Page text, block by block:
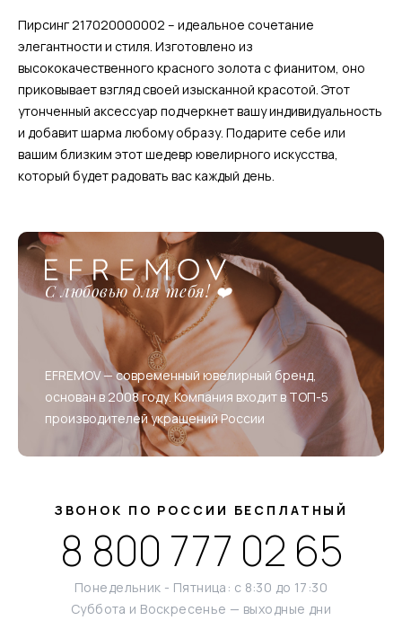
Пирсинг 217020000002 – идеальное сочетание
элегантности и стиля. Изготовлено из
высококачественного красного золота с фианитом, оно
приковывает взгляд своей изысканной красотой. Этот
утонченный аксессуар подчеркнет вашу индивидуальность
и добавит шарма любому образу. Подарите себе или
вашим близким этот шедевр ювелирного искусства,
который будет радовать вас каждый день.
С любовью для тебя! ❤️
EFREMOV — современный ювелирный бренд,
основан в 2008 году. Компания входит в ТОП-5
производителей украшений России
ЗВОНОК ПО РОССИИ БЕСПЛАТНЫЙ
8 800 777 02 65
Понедельник - Пятница: с 8:30 до 17:30
Суббота и Воскресенье — выходные дни